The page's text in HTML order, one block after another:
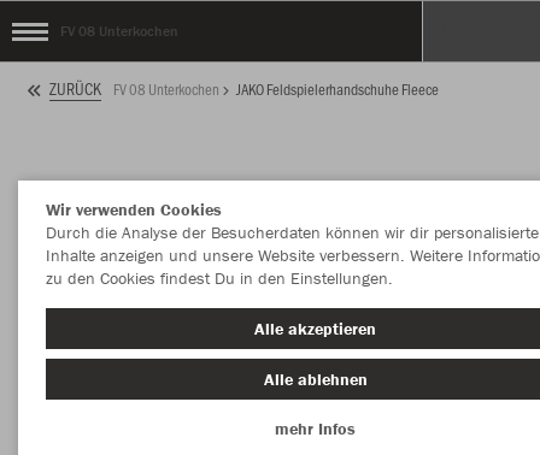
FV 08 Unterkochen
ZURÜCK FV 08 Unterkochen JAKO Feldspielerhandschuhe Fleece
Wir verwenden Cookies
Durch die Analyse der Besucherdaten können wir dir personalisierte
Inhalte anzeigen und unsere Website verbessern. Weitere
zu den Cookies findest Du in den Einstellungen.
Alle akzeptieren
Alle ablehnen
mehr Infos